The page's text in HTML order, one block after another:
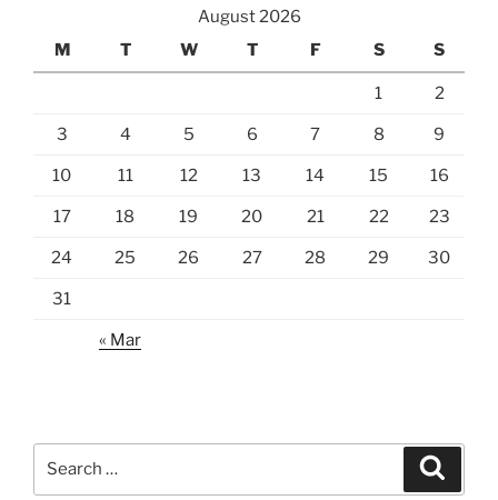
August 2026
M
T W T F S S
1 2
3 4 5 6 7 8 9
10 11 12 13 14 15 16
17 18 19 20 21 22 23
24 25 26 27 28 29 30
31
« Mar